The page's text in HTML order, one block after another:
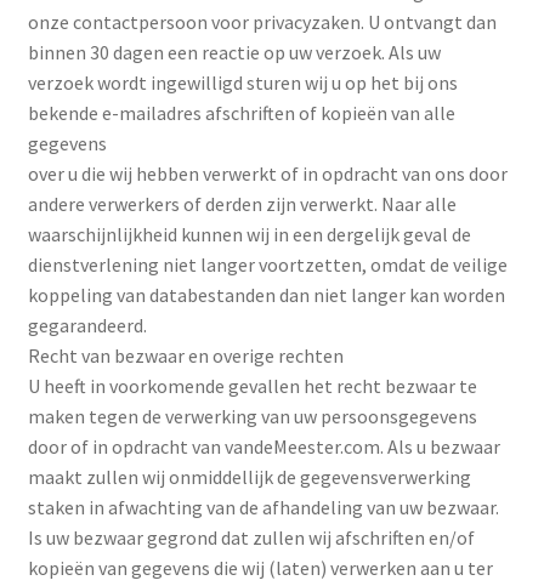
onze contactpersoon voor privacyzaken. U ontvangt dan
binnen 30 dagen een reactie op uw verzoek. Als uw
verzoek wordt ingewilligd sturen wij u op het bij ons
bekende e-mailadres afschriften of kopieën van alle
gegevens
over u die wij hebben verwerkt of in opdracht van ons door
andere verwerkers of derden zijn verwerkt. Naar alle
waarschijnlijkheid kunnen wij in een dergelijk geval de
dienstverlening niet langer voortzetten, omdat de veilige
koppeling van databestanden dan niet langer kan worden
gegarandeerd.
Recht van bezwaar en overige rechten
U heeft in voorkomende gevallen het recht bezwaar te
maken tegen de verwerking van uw persoonsgegevens
door of in opdracht van vandeMeester.com. Als u bezwaar
maakt zullen wij onmiddellijk de gegevensverwerking
staken in afwachting van de afhandeling van uw bezwaar.
Is uw bezwaar gegrond dat zullen wij afschriften en/of
kopieën van gegevens die wij (laten) verwerken aan u ter